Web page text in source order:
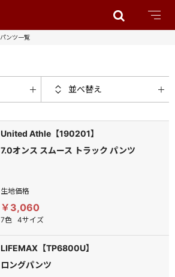
パンツ一覧
並べ替え
United Athle【190201】
7.0オンス スムース トラック パンツ
生地価格
￥3,060
7色 4サイズ
LIFEMAX【TP6800U】
ロングパンツ